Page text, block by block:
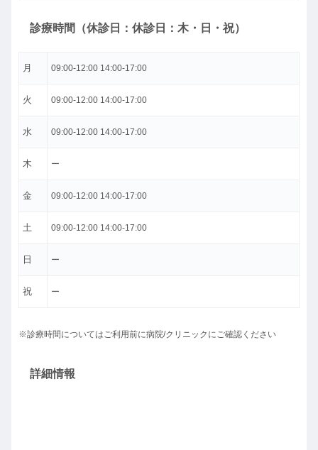
診療時間（休診日：休診日：木・日・祝）
月 09:00-12:00 14:00-17:00
火 09:00-12:00 14:00-17:00
水 09:00-12:00 14:00-17:00
木 ー
金 09:00-12:00 14:00-17:00
土 09:00-12:00 14:00-17:00
日 ー
祝 ー
※診療時間についてはご利用前に病院/クリニックにご確認ください
詳細情報